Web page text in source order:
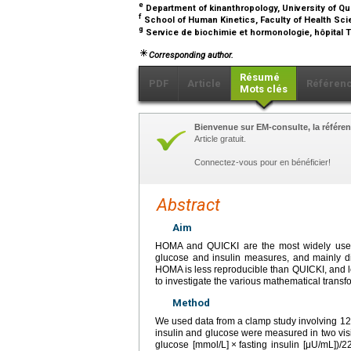
e Department of kinanthropology, University of
f School of Human Kinetics, Faculty of Health
g Service de biochimie et hormonologie, hôpital
Corresponding author.
PDF Article
Résumé
Mots clés
Bienvenue sur EM-consulte, la
Article gratuit.
Connectez-vous pour en bénéficier!
Abstract
Aim
HOMA and QUICKI are the most widely
glucose and insulin measures, and mainly
HOMA is less reproducible than QUICKI,
to investigate the various mathematical
Method
We used data from a clamp study involving
insulin and glucose were measured in two
glucose [mmol/L] × fasting insulin [μU/mL])/